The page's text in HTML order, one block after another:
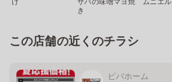
き
この店舗の近くのチラシ
ビバホーム